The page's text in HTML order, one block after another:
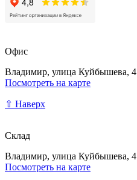
Офис
Владимир, улица Куйбышева, 4
Посмотреть на карте
⇧ Наверх
Склад
Владимир, улица Куйбышева, 4
Посмотреть на карте